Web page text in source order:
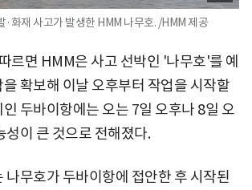
·화재 사고가 발생한 HMM 나무호. /HMM 제공
르면 HMM은 사고 선박인 '나무호'를 예
확보해 이날 오후부터 작업을 시작할
두바이항에는 오는 7일 오후나 8일 오
성이 큰 것으로 전해졌다.
나무호가 두바이항에 접안한 후 시작된